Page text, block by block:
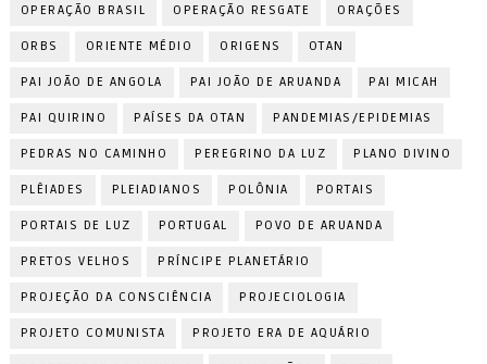
OPERAÇÃO BRASIL OPERAÇÃO RESGATE ORAÇÕES
ORBS ORIENTE MÉDIO ORIGENS OTAN
PAI JOÃO DE ANGOLA PAI JOÃO DE ARUANDA PAI MICAH
PAI QUIRINO PAÍSES DA OTAN PANDEMIAS/EPIDEMIAS
PEDRAS NO CAMINHO PEREGRINO DA LUZ PLANO DIVINO
PLÊIADES PLEIADIANOS POLÔNIA PORTAIS
PORTAIS DE LUZ PORTUGAL POVO DE ARUANDA
PRETOS VELHOS PRÍNCIPE PLANETÁRIO
PROJEÇÃO DA CONSCIÊNCIA PROJECIOLOGIA
PROJETO COMUNISTA PROJETO ERA DE AQUÁRIO